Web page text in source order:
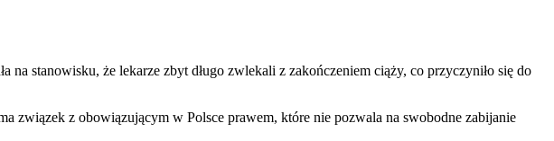
na stanowisku, że lekarze zbyt długo zwlekali z zakończeniem ciąży, co przyczyniło się do
związek z obowiązującym w Polsce prawem, które nie pozwala na swobodne zabijanie